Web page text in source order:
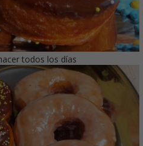
todos los días